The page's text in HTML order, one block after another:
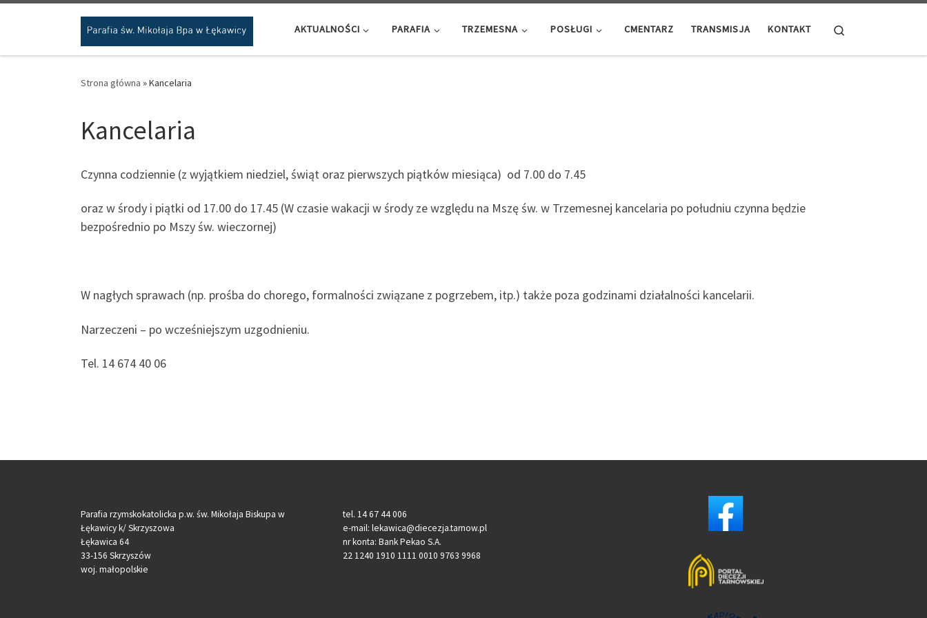
Przejdź do treści
AKTUALNOŚCI PARAFIA TRZEMESNA POSŁUGI CMENTARZ TRANSMISJA KONTAKT
Strona główna »Kancelaria
Kancelaria
Czynna codziennie (z wyjątkiem niedziel, świąt oraz pierwszych piątków miesiąca) od 7.00 do 7.45
oraz w środy i piątki od 17.00 do 17.45 (W czasie wakacji w środy ze względu na Mszę św. w Trzemesnej kancelaria po południu czynna będzie
bezpośrednio po Mszy św. wieczornej)
W nagłych sprawach (np. prośba do chorego, formalności związane z pogrzebem, itp.) także poza godzinami działalności kancelarii.
Narzeczeni – po wcześniejszym uzgodnieniu.
Tel. 14 674 40 06
Parafia rzymskokatolicka p.w. św. Mikołaja Biskupa w
Łękawicy k/ Skrzyszowa
Łękawica 64
33-156 Skrzyszów
woj. małopolskie
tel. 14 67 44 006
e-mail: lekawica@diecezja.tarnow.pl
nr konta: Bank Pekao S.A.
22 1240 1910 1111 0010 9763 9968